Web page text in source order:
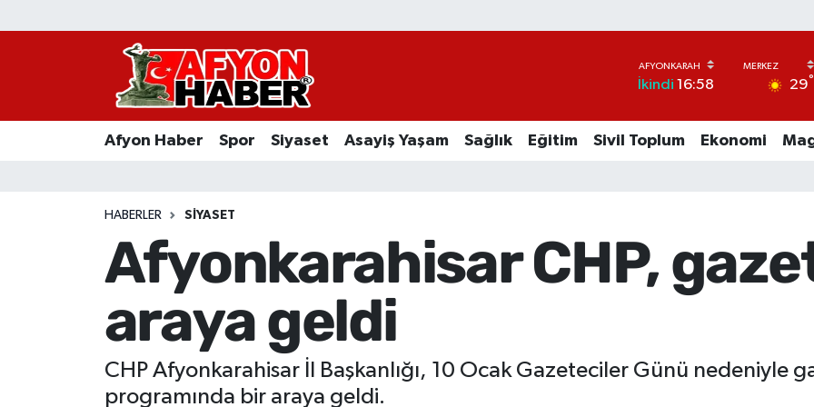
İkindi 16:58 29°
Afyon Haber Spor Siyaset Asayiş Yaşam Sağlık Eğitim Sivil Toplum Ekonomi
HABERLER SIYASET
Afyonkarahisar CHP,
araya geldi
CHP Afyonkarahisar İl Başkanlığı, 10 Ocak Gazeteciler Günü nedeniyle
programında bir araya geldi.
Afyon Haber
Asayiş Yaşam
Sivil Toplum
Ekonomi